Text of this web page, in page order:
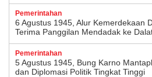
Pemerintahan
6 Agustus 1945, Alur Kemerdekaan
Terima Panggilan Mendadak ke
Pemerintahan
5 Agustus 1945, Bung Karno
dan Diplomasi Politik Tingkat Tinggi